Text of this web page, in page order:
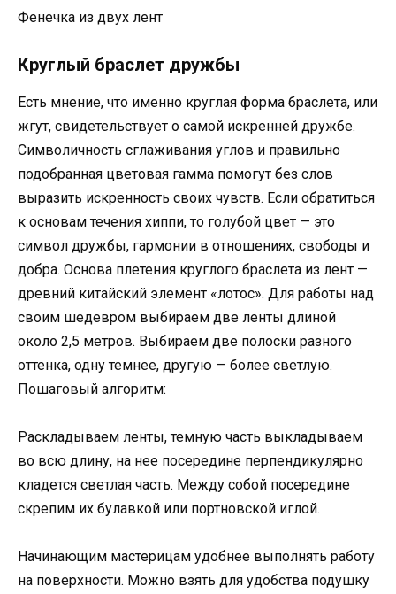
Фенечка из двух лент
Круглый браслет дружбы
Есть мнение, что именно круглая форма браслета, или
жгут, свидетельствует о самой искренней дружбе.
Символичность сглаживания углов и правильно
подобранная цветовая гамма помогут без слов
выразить искренность своих чувств. Если обратиться
к основам течения хиппи, то голубой цвет — это
символ дружбы, гармонии в отношениях, свободы и
добра. Основа плетения круглого браслета из лент —
древний китайский элемент «лотос». Для работы над
своим шедевром выбираем две ленты длиной
около 2,5 метров. Выбираем две полоски разного
оттенка, одну темнее, другую — более светлую.
Пошаговый алгоритм:
Раскладываем ленты, темную часть выкладываем
во всю длину, на нее посередине перпендикулярно
кладется светлая часть. Между собой посередине
скрепим их булавкой или портновской иглой.
Начинающим мастерицам удобнее выполнять работу
на поверхности. Можно взять для удобства подушку